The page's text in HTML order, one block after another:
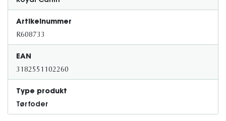
Artikelnummer
R608733
EAN
3182551102260
Type produkt
Tørfoder